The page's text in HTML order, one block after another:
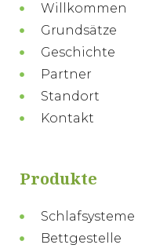
Willkommen
Grundsätze
Geschichte
Partner
Standort
Kontakt
Produkte
Schlafsysteme
Bettgestelle